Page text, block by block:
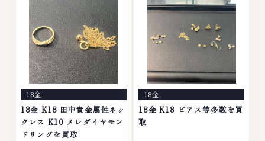
お任せください...
せくださいなかで...
18金
18金 K18 田中貴金属性ネッ
クレス K10 メレダイヤモン
ドリングを買取
18金
18金 K18 ピアス等多数を買
取